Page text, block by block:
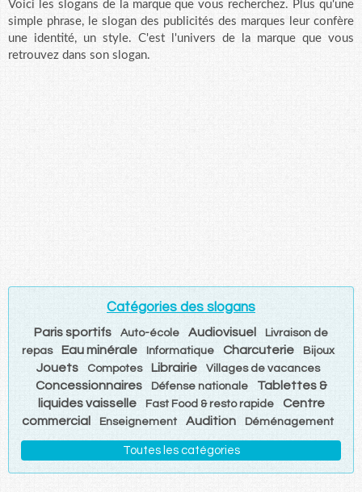
Voici les slogans de la marque que vous recherchez. Plus qu'une
simple phrase, le slogan des publicités des marques leur confère
une identité, un style. C'est l'univers de la marque que vous
retrouvez dans son slogan.
Catégories des slogans
Paris sportifs Auto-école Audiovisuel
Livraison de
repas
Eau minérale Informatique Charcuterie Bijoux
Jouets Compotes Librairie Villages de vacances
Concessionnaires Défense nationale
Tablettes &
liquides vaisselle
Fast Food & resto rapide
Centre
commercial
Enseignement Audition Déménagement
Toutes les catégories